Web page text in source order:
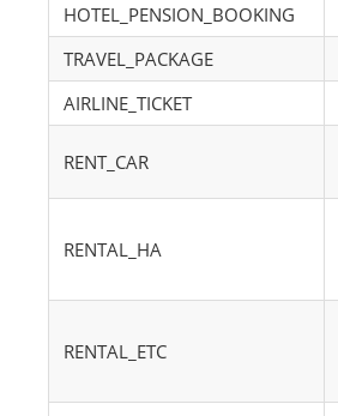
HOTEL_PENSION_BOOKING
TRAVEL_PACKAGE
AIRLINE_TICKET
RENT_CAR
RENTAL_HA
RENTAL_ETC